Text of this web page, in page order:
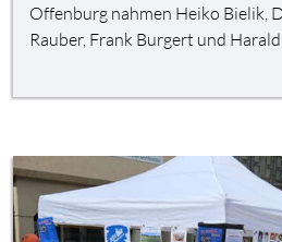
Offenburg nahmen Heiko Bielik,
Rauber, Frank Burgert und